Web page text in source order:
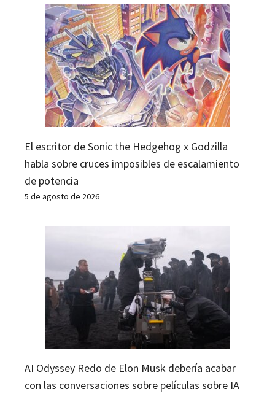
El escritor de Sonic the Hedgehog x Godzilla
habla sobre cruces imposibles de escalamiento
de potencia
5 de agosto de 2026
AI Odyssey Redo de Elon Musk debería acabar
con las conversaciones sobre películas sobre IA